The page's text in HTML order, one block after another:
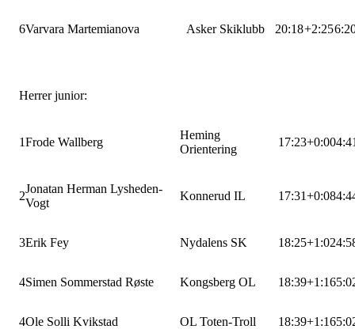
6Varvara Martemianova Asker Skiklubb 20:18+2:25
Herrer junior:
1Frode Wallberg
Heming
Orientering
17:23+0:00
2
Jonatan Herman Lysheden-
Vogt
Konnerud IL 17:31+0:08
3Erik Fey Nydalens SK 18:25+1:02
4Simen Sommerstad Røste Kongsberg OL 18:39+1:16
4Ole Solli Kvikstad OL Toten-Troll 18:39+1:16